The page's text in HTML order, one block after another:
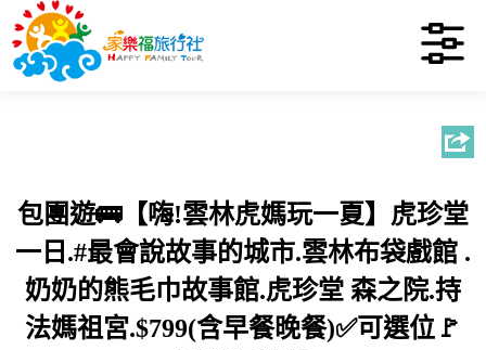
包團遊🚌【嗨!雲林虎媽玩一夏】虎珍堂
一日.#最會說故事的城市.雲林布袋戲館 .
奶奶的熊毛巾故事館.虎珍堂 森之院.持
法媽祖宮.$799(含早餐晚餐)✅可選位🚩